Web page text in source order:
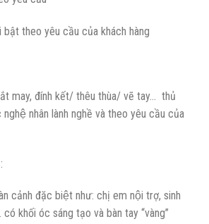
theo yêu cầu của khách hàng
may, đính kết/ thêu thùa/ vẽ tay… thủ
nhân lành nghề và theo yêu cầu của
cảnh đặc biệt như: chị em nội trợ, sinh
có khối óc sáng tạo và bàn tay “vàng”